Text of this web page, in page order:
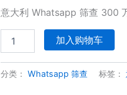
意大利 Whatsapp 筛查 300
套
餐
量
加入购物车
分类： Whatsapp 筛查 标签：